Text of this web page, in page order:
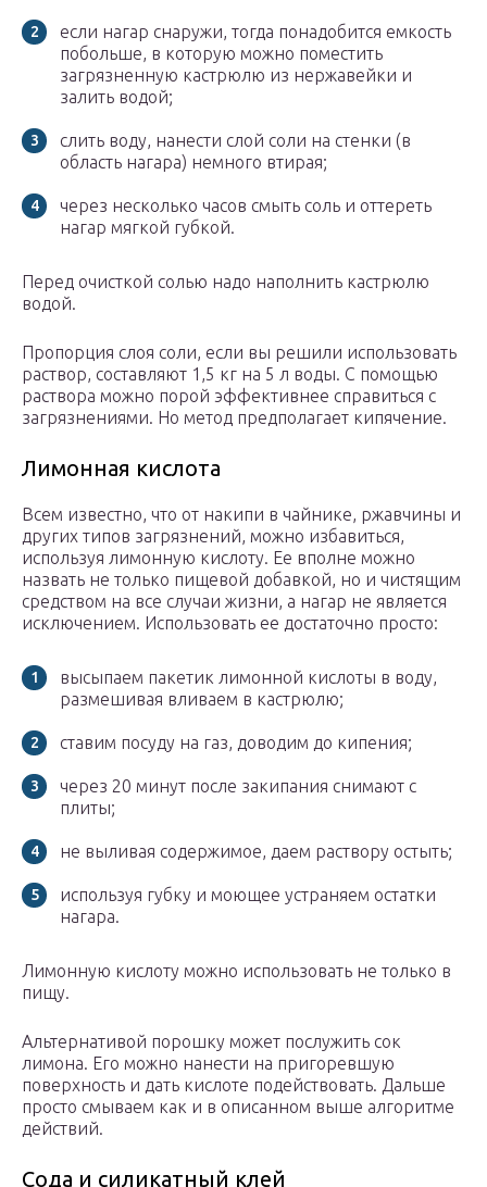
если нагар снаружи, тогда понадобится емкость
побольше, в которую можно поместить
загрязненную кастрюлю из нержавейки и
залить водой;
слить воду, нанести слой соли на стенки (в
область нагара) немного втирая;
через несколько часов смыть соль и оттереть
нагар мягкой губкой.
Перед очисткой солью надо наполнить кастрюлю
водой.
Пропорция слоя соли, если вы решили использовать
раствор, составляют 1,5 кг на 5 л воды. С помощью
раствора можно порой эффективнее справиться с
загрязнениями. Но метод предполагает кипячение.
Лимонная кислота
Всем известно, что от накипи в чайнике, ржавчины и
других типов загрязнений, можно избавиться,
используя лимонную кислоту. Ее вполне можно
назвать не только пищевой добавкой, но и чистящим
средством на все случаи жизни, а нагар не является
исключением. Использовать ее достаточно просто:
высыпаем пакетик лимонной кислоты в воду,
размешивая вливаем в кастрюлю;
ставим посуду на газ, доводим до кипения;
через 20 минут после закипания снимают с
плиты;
не выливая содержимое, даем раствору остыть;
используя губку и моющее устраняем остатки
нагара.
Лимонную кислоту можно использовать не только в
пищу.
Альтернативой порошку может послужить сок
лимона. Его можно нанести на пригоревшую
поверхность и дать кислоте подействовать. Дальше
просто смываем как и в описанном выше алгоритме
действий.
Сода и силикатный клей